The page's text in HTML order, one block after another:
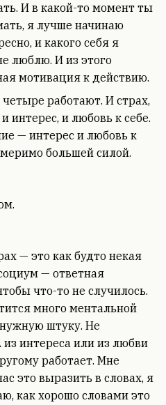
И в какой-то момент ты
я лучше начинаю
и какого себя я
люблю. И из этого
мотивация к действию.
работают. И страх,
интерес, и любовь к себе.
— интерес и любовь к
большей силой.
— это как будто некая
— ответная
что-то не случилось.
много ментальной
штуку. Не
интереса или из любви
работает. Мне
это выразить в словах, я
как хорошо словами это